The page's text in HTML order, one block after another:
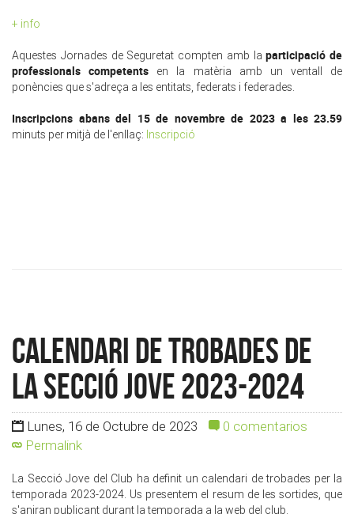
+ info
Aquestes Jornades de Seguretat compten amb la participació de
professionals competents en la matèria amb un ventall de
ponències que s'adreça a les entitats, federats i federades.
Inscripcions abans del 15 de novembre de 2023 a les 23.59
minuts per mitjà de l'enllaç: Inscripció
Calendari de Trobades de
la Secció Jove 2023-2024
Lunes, 16 de Octubre de 2023
0 comentarios
Permalink
La Secció Jove del Club ha definit un calendari de trobades per la
temporada 2023-2024. Us presentem el resum de les sortides, que
s'aniran publicant durant la temporada a la web del club.